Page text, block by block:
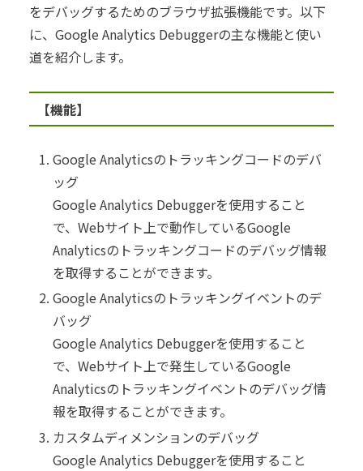
をデバッグするためのブラウザ拡張機能です。以下
に、Google Analytics Debuggerの主な機能と使い
道を紹介します。
【機能】
Google Analyticsのトラッキングコードのデバ
ッグ
Google Analytics Debuggerを使用すること
で、Webサイト上で動作しているGoogle
Analyticsのトラッキングコードのデバッグ情報
を取得することができます。
Google Analyticsのトラッキングイベントのデ
バッグ
Google Analytics Debuggerを使用すること
で、Webサイト上で発生しているGoogle
Analyticsのトラッキングイベントのデバッグ情
報を取得することができます。
カスタムディメンションのデバッグ
Google Analytics Debuggerを使用すること